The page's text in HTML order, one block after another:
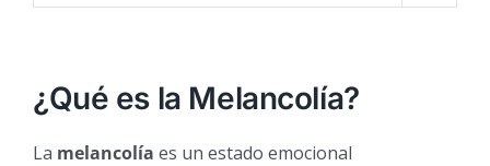
¿Qué es la Melancolía?
La melancolía es un estado emocional